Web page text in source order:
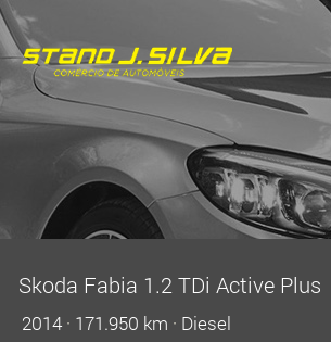
Skoda Fabia 1.2 TDi Active Plus
2014 · 171.950 km · Diesel